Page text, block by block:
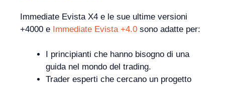
Immediate Evista X4 e le sue ultime versioni
+4000 e Immediate Evista +4.0 sono adatte per:
I principianti che hanno bisogno di una
guida nel mondo del trading.
Trader esperti che cercano un progetto